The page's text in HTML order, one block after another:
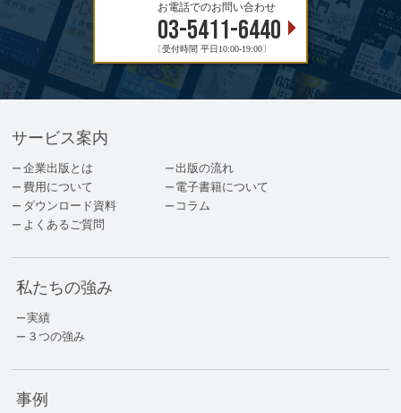
お電話でのお問い合わせ
03-5411-6440
〔受付時間 平日10:00-19:00〕
サービス案内
企業出版とは
出版の流れ
費用について
電子書籍について
ダウンロード資料
コラム
よくあるご質問
私たちの強み
実績
３つの強み
事例